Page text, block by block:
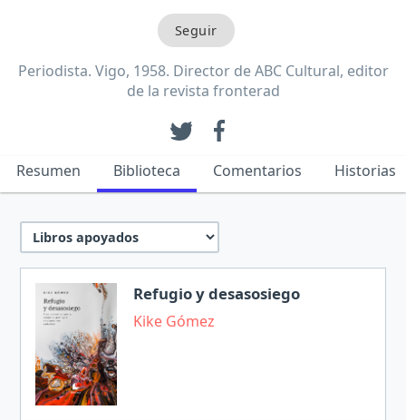
Periodista. Vigo, 1958. Director de ABC Cultural, editor
de la revista fronterad
Resumen Biblioteca Comentarios Historias
Refugio y desasosiego
Kike Gómez